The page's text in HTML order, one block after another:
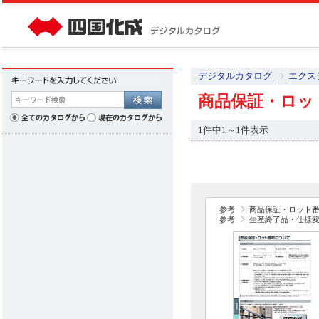
デジタルカタログ エクス
商品保証・ロ
1件中1～1件表示
参考
商品保証・ロット
参考
生産終了品・仕様